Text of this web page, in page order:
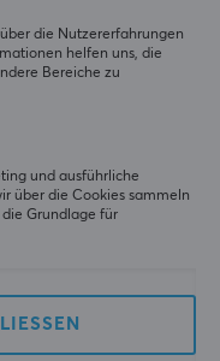
360 Over-Ear
Headset -
€
die Nutzererfahrungen
helfen uns, die
Bereiche zu
und ausführliche
über die Cookies sammeln
die Grundlage für